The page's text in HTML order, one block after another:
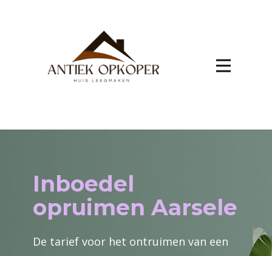
Inboedel
opruimen Aarsele
De tarief voor het ontruimen van een